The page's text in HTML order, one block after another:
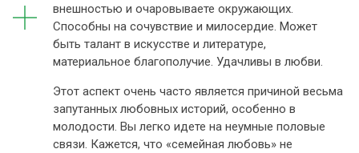
внешностью и очаровываете окружающих.
Способны на сочувствие и милосердие. Может
быть талант в искусстве и литературе,
материальное благополучие. Удачливы в любви.
Этот аспект очень часто является причиной весьма
запутанных любовных историй, особенно в
молодости. Вы легко идете на неумные половые
связи. Кажется, что «семейная любовь» не